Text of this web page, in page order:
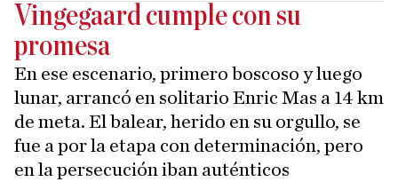
Vingegaard cumple con su
promesa
En ese escenario, primero boscoso y luego
lunar, arrancó en solitario Enric Mas a 14 km
de meta. El balear, herido en su orgullo, se
fue a por la etapa con determinación, pero
en la persecución iban auténticos